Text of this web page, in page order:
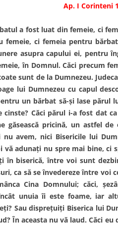
Ap. I Corinteni
a fost luat din femeie, ci
femeie, ci femeia pentru
asupra capului ei, pentru
în Domnul. Căci precum
sunt de la Dumnezeu.
lui Dumnezeu cu capul
un bărbat să-şi lase părul
cinste? Căci părul i-a fost dat
găsească pricină, un astfel
nu avem, nici Bisericile lui
vă adunaţi nu spre mai bine, ci
în biserică, între voi sunt
ca să se învedereze între voi
Cina Domnului; căci,
unuia îi este foame, iar
Sau dispreţuiţi Biserica lui
În aceasta nu vă laud. Căci